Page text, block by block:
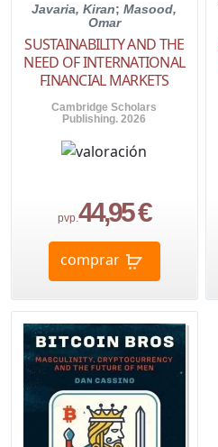
Javaria, Kiran;Masood,
Omar
SUSTAINABILITY AND THE
NEED OF INTERNATIONAL
FINANCIAL MARKETS
Cambridge Scholars
Publishing. 2026
pvp.44,95 €
comprar